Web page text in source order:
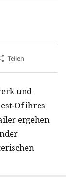
Teilen
und
Of ihres
ergehen